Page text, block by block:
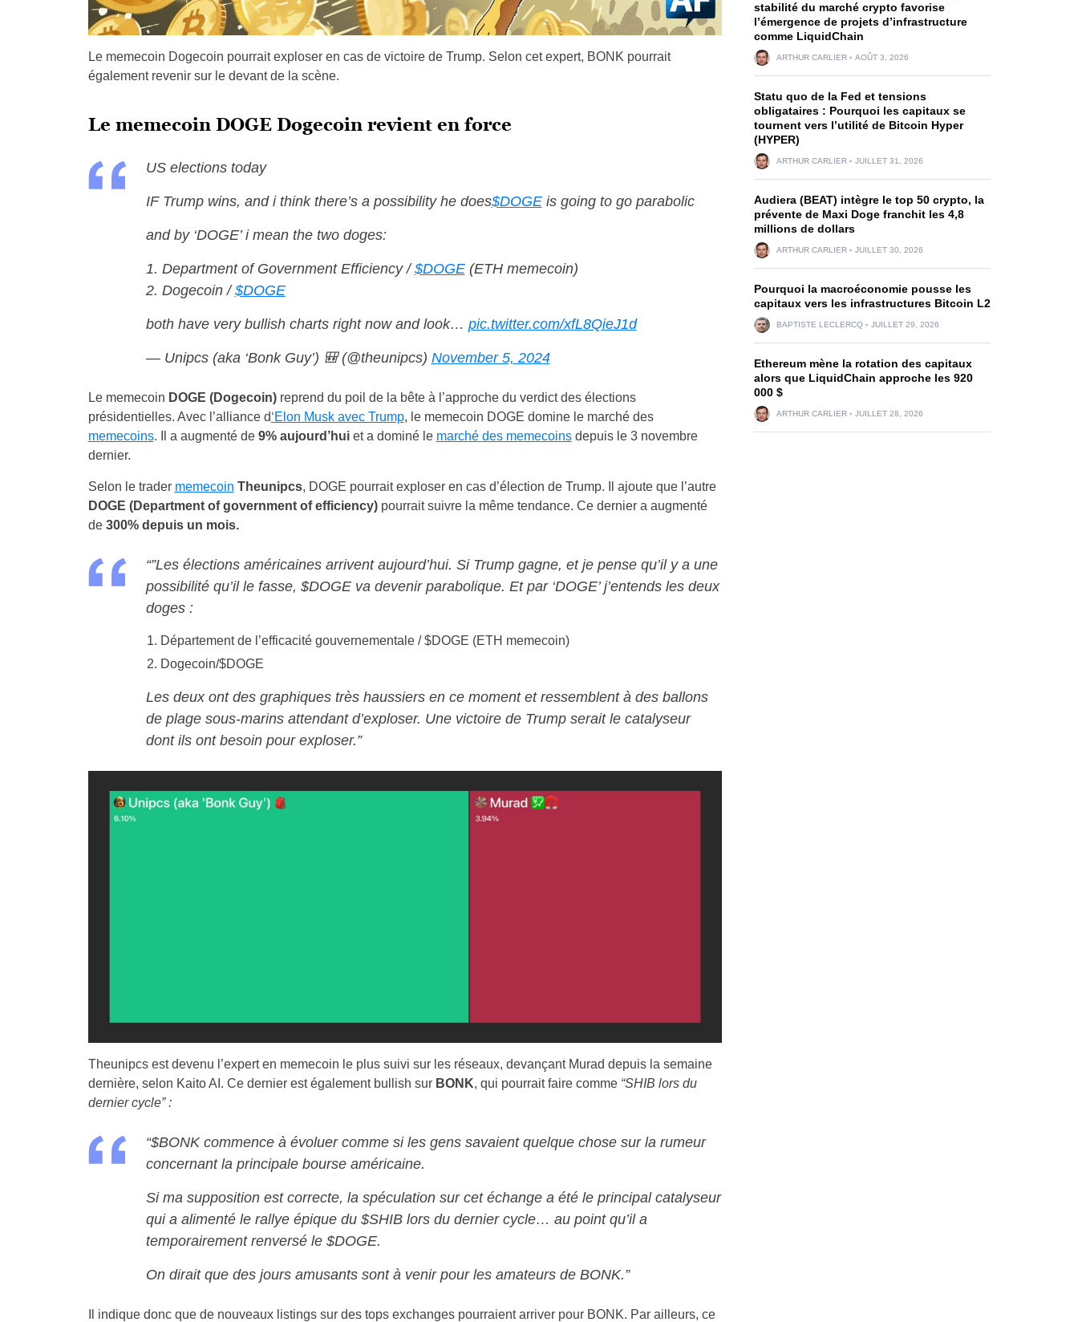
Le memecoin Dogecoin pourrait exploser en cas de victoire de Trump. Selon cet expert, BONK pourrait
également revenir sur le devant de la scène.
Le memecoin DOGE Dogecoin revient en force
US elections today
IF Trump wins, and i think there’s a possibility he does$DOGEis going to go parabolic
and by ‘DOGE’ i mean the two doges:
1. Department of Government Efficiency /$DOGE(ETH memecoin)
2. Dogecoin /$DOGE
both have very bullish charts right now and look… pic.twitter.com/xfL8QieJ1d
— Unipcs (aka ‘Bonk Guy’) 🎒 (@theunipcs) November 5, 2024
Le memecoin DOGE (Dogecoin)reprend du poil de la bête à l’approche du verdict des élections
présidentielles. Avec l’alliance d‘Elon Musk avec Trump, le memecoin DOGE domine le marché des
memecoins. Il a augmenté de 9% aujourd’huiet a dominé le marché des memecoinsdepuis le 3 novembre
dernier.
Selon le trader memecoin Theunipcs, DOGE pourrait exploser en cas d’élection de Trump. Il ajoute que l’autre
DOGE (Department of government of efficiency)pourrait suivre la même tendance. Ce dernier a augmenté
de 300% depuis un mois.
“”Les élections américaines arrivent aujourd’hui. Si Trump gagne, et je pense qu’il y a une
possibilité qu’il le fasse, $DOGE va devenir parabolique. Et par ‘DOGE’ j’entends les deux
doges :
Département de l’efficacité gouvernementale / $DOGE (ETH memecoin)
Dogecoin/$DOGE
Les deux ont des graphiques très haussiers en ce moment et ressemblent à des ballons
de plage sous-marins attendant d’exploser. Une victoire de Trump serait le catalyseur
dont ils ont besoin pour exploser.”
Theunipcs est devenu l’expert en memecoin le plus suivi sur les réseaux, devançant Murad depuis la semaine
dernière, selon Kaito AI. Ce dernier est également bullish sur BONK, qui pourrait faire comme “SHIB lors du
dernier cycle” :
“$BONK commence à évoluer comme si les gens savaient quelque chose sur la rumeur
concernant la principale bourse américaine.
Si ma supposition est correcte, la spéculation sur cet échange a été le principal catalyseur
qui a alimenté le rallye épique du $SHIB lors du dernier cycle… au point qu’il a
temporairement renversé le $DOGE.
On dirait que des jours amusants sont à venir pour les amateurs de BONK.”
Il indique donc que de nouveaux listings sur des tops exchanges pourraient arriver pour BONK. Par ailleurs, ce
stabilité du marché crypto favorise
l’émergence de projets d’infrastructure
comme LiquidChain
ARTHUR CARLIER AOÛT 3, 2026
Statu quo de la Fed et tensions
obligataires : Pourquoi les capitaux se
tournent vers l’utilité de Bitcoin Hyper
(HYPER)
ARTHUR CARLIER JUILLET 31, 2026
Audiera (BEAT) intègre le top 50 crypto, la
prévente de Maxi Doge franchit les 4,8
millions de dollars
ARTHUR CARLIER JUILLET 30, 2026
Pourquoi la macroéconomie pousse les
capitaux vers les infrastructures Bitcoin L2
BAPTISTE LECLERCQ JUILLET 29, 2026
Ethereum mène la rotation des capitaux
alors que LiquidChain approche les 920
000 $
ARTHUR CARLIER JUILLET 28, 2026